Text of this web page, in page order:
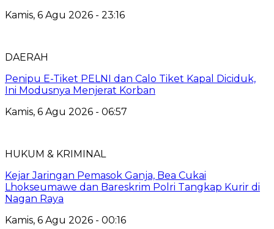
Kamis, 6 Agu 2026 - 23:16
DAERAH
Penipu E-Tiket PELNI dan Calo Tiket Kapal Diciduk,
Ini Modusnya Menjerat Korban
Kamis, 6 Agu 2026 - 06:57
HUKUM & KRIMINAL
Kejar Jaringan Pemasok Ganja, Bea Cukai
Lhokseumawe dan Bareskrim Polri Tangkap Kurir di
Nagan Raya
Kamis, 6 Agu 2026 - 00:16